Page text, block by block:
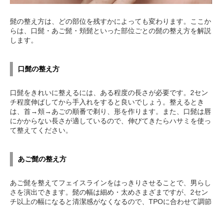
髭の整え方は、どの部位を残すかによっても変わります。ここか
らは、口髭・あご髭・頬髭といった部位ごとの髭の整え方を解説
します。
口髭の整え方
口髭をきれいに整えるには、ある程度の長さが必要です。2セン
チ程度伸ばしてから手入れをすると良いでしょう。整えるとき
は、首→頬→あごの順番で剃り、形を作ります。また、口髭は唇
にかからない長さが適しているので、伸びてきたらハサミを使っ
て整えてください。
あご髭の整え方
あご髭を整えてフェイスラインをはっきりさせることで、男らし
さを演出できます。髭の幅は細め・太めさまざまですが、2セン
チ以上の幅になると清潔感がなくなるので、TPOに合わせて調節